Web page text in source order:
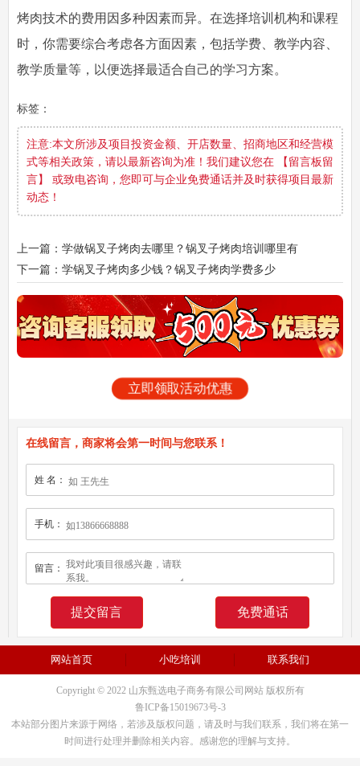
烤肉技术的费用因多种因素而异。在选择培训机构和课程
时，你需要综合考虑各方面因素，包括学费、教学内容、
教学质量等，以便选择最适合自己的学习方案。
标签：
注意:本文所涉及项目投资金额、开店数量、招商地区和经营模
式等相关政策，请以最新咨询为准！我们建议您在 【留言板留
言】 或致电咨询，您即可与企业免费通话并及时获得项目最新
动态！
上一篇：学做锅叉子烤肉去哪里？锅叉子烤肉培训哪里有
下一篇：学锅叉子烤肉多少钱？锅叉子烤肉学费多少
立即领取活动优惠
在线留言，商家将会第一时间与您联系！
姓 名：
手机：
留言：
免费通话
网站首页 小吃培训 联系我们
Copyright © 2022 山东甄选电子商务有限公司网站 版权所有
鲁ICP备15019673号-3
本站部分图片来源于网络，若涉及版权问题，请及时与我们联系，我们将在第一
时间进行处理并删除相关内容。感谢您的理解与支持。